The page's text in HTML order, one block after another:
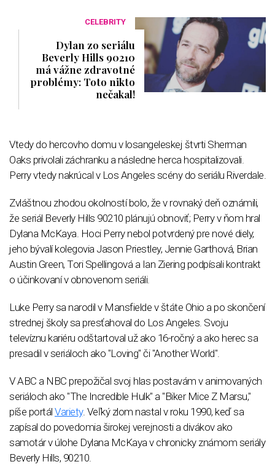
CELEBRITY
Dylan zo seriálu
Beverly Hills 90210
má vážne zdravotné
problémy: Toto nikto
nečakal!
Vtedy do hercovho domu v losangeleskej štvrti Sherman
Oaks privolali záchranku a následne herca hospitalizovali.
Perry vtedy nakrúcal v Los Angeles scény do seriálu Riverdale.
Zvláštnou zhodou okolností bolo, že v rovnaký deň oznámili,
že seriál Beverly Hills 90210 plánujú obnoviť; Perry v ňom hral
Dylana McKaya. Hoci Perry nebol potvrdený pre nové diely,
jeho bývalí kolegovia Jason Priestley, Jennie Garthová, Brian
Austin Green, Tori Spellingová a Ian Ziering podpísali kontrakt
o účinkovaní v obnovenom seriáli.
Luke Perry sa narodil v Mansfielde v štáte Ohio a po skončení
strednej školy sa presťahoval do Los Angeles. Svoju
televíznu kariéru odštartoval už ako 16-ročný a ako herec sa
presadil v seriáloch ako "Loving" či "Another World".
V ABC a NBC prepožičal svoj hlas postavám v animovaných
seriáloch ako "The Incredible Hulk" a "Biker Mice Z Marsu,"
píše portál Variety. Veľký zlom nastal v roku 1990, keď sa
zapísal do povedomia širokej verejnosti a divákov ako
samotár v úlohe Dylana McKaya v chronicky známom seriály
Beverly Hills, 90210.